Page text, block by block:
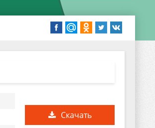
Скачать